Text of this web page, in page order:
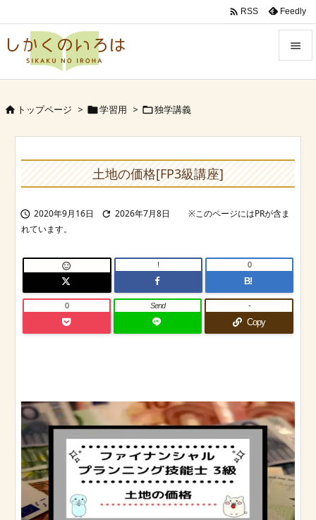


Prev


 RSS Feedly
 トップページ > 学習用 > 独学講義
土地の価格[FP3級講座]
 2020年9月16日  2026年7月8日
 !
B!
0
0 Send
Copy
-